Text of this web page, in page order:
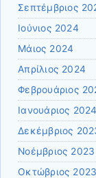
Σεπτέμβριος
Ιούνιος 2024
Μάιος 2024
Απρίλιος 2024
Φεβρουάριος
Ιανουάριος 2024
Δεκέμβριος
Νοέμβριος 2023
Οκτώβριος 2023